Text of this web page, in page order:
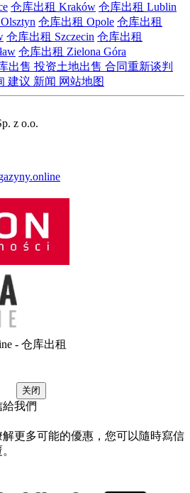
仓库出租 Kraków 仓库出租 Lublin
仓库出租 Opole 仓库出租
仓库出租 Szczecin 仓库出租
仓库出租 Zielona Góra
出售 投资土地出售 合同重新谈判
建议 新闻 网站地图
z o.o.
- 仓库出租
关闭
我們
更多可能的優惠，您可以隨時寫信